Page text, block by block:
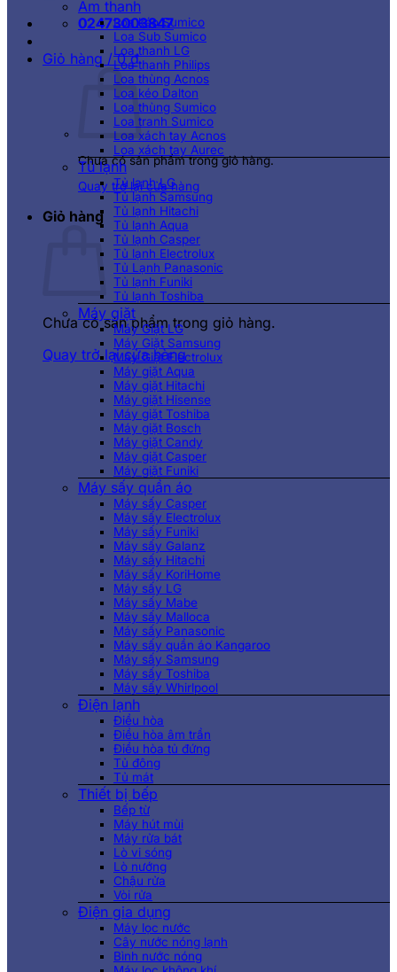
02473003847
Giỏ hàng /0₫
Chưa có sản phẩm trong giỏ hàng.
Quay trở lại cửa hàng
Giỏ hàng
Chưa có sản phẩm trong giỏ hàng.
Quay trở lại cửa hàng
Âm thanh
Loa kéo Sumico
Loa Sub Sumico
Loa thanh LG
Loa thanh Philips
Loa thùng Acnos
Loa kéo Dalton
Loa thùng Sumico
Loa tranh Sumico
Loa xách tay Acnos
Loa xách tay Aurec
Tủ lạnh
Tủ lạnh LG
Tủ lạnh Samsung
Tủ lạnh Hitachi
Tủ lạnh Aqua
Tủ lạnh Casper
Tủ lạnh Electrolux
Tủ Lạnh Panasonic
Tủ lạnh Funiki
Tủ lạnh Toshiba
Máy giặt
Máy Giặt LG
Máy Giặt Samsung
Máy Giặt Electrolux
Máy giặt Aqua
Máy giặt Hitachi
Máy giặt Hisense
Máy giặt Toshiba
Máy giặt Bosch
Máy giặt Candy
Máy giặt Casper
Máy giặt Funiki
Máy sấy quần áo
Máy sấy Casper
Máy sấy Electrolux
Máy sấy Funiki
Máy sấy Galanz
Máy sấy Hitachi
Máy sấy KoriHome
Máy sấy LG
Máy sấy Mabe
Máy sấy Malloca
Máy sấy Panasonic
Máy sấy quần áo Kangaroo
Máy sấy Samsung
Máy sấy Toshiba
Máy sấy Whirlpool
Điện lạnh
Điều hòa
Điều hòa âm trần
Điều hòa tủ đứng
Tủ đông
Tủ mát
Thiết bị bếp
Bếp từ
Máy hút mùi
Máy rửa bát
Lò vi sóng
Lò nướng
Chậu rửa
Vòi rửa
Điện gia dụng
Máy lọc nước
Cây nước nóng lạnh
Bình nước nóng